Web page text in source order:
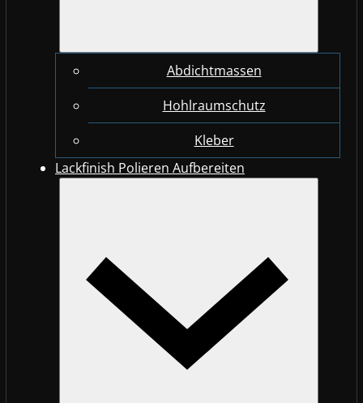
Abdichtmassen
Hohlraumschutz
Kleber
Lackfinish Polieren Aufbereiten